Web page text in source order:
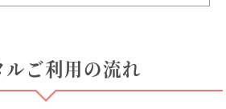
ルご利用の流れ